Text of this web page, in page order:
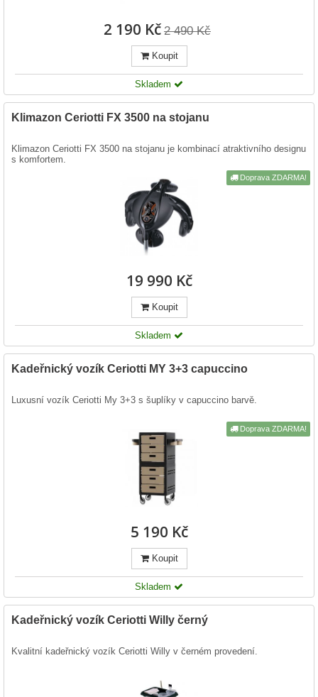
2 190 Kč 2 490 Kč
Koupit
Skladem
Klimazon Ceriotti FX 3500 na stojanu
Klimazon Ceriotti FX 3500 na stojanu je kombinací atraktivního designu
s komfortem.
19 990 Kč
Doprava ZDARMA!
Koupit
Skladem
Kadeřnický vozík Ceriotti MY 3+3 capuccino
Luxusní vozík Ceriotti My 3+3 s šuplíky v capuccino barvě.
5 190 Kč
Doprava ZDARMA!
Koupit
Skladem
Kadeřnický vozík Ceriotti Willy černý
Kvalitní kadeřnický vozík Ceriotti Willy v černém provedení.